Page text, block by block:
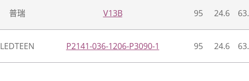
普瑞 V13B 95 24.6
LEDTEEN P2141-036-1206-P3090-1 95 24.6